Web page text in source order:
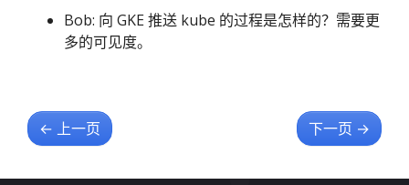
Bob: 向 GKE 推送 kube 的过程是怎样的？需要更
多的可见度。
← 上一页 下一页 →